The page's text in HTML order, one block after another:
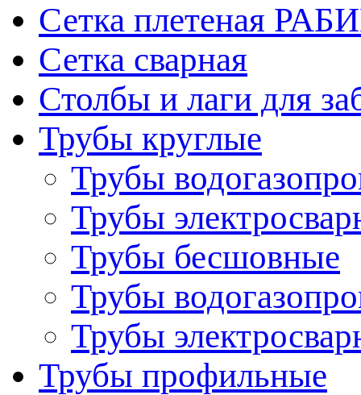
Сетка плетеная
Сетка сварная
Столбы и лаги для
Трубы круглые
Трубы
Трубы
Трубы бесшовные
Трубы
Трубы
Трубы профильные